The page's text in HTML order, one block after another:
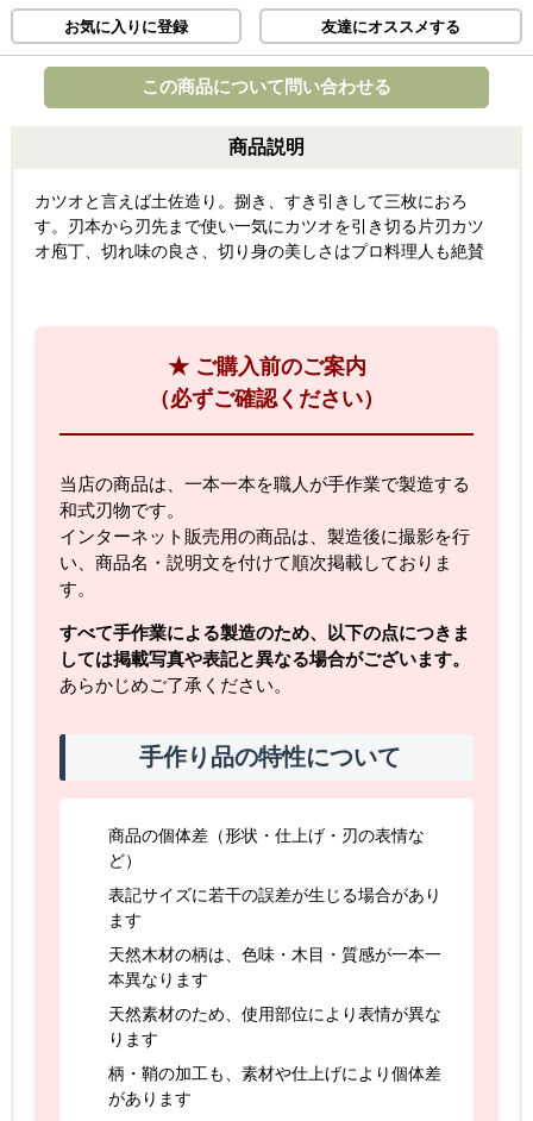
お気に入りに登録 友達にオススメする
この商品について問い合わせる
商品説明
カツオと言えば土佐造り。捌き、すき引きして三枚におろ
す。刃本から刃先まで使い一気にカツオを引き切る片刃カツ
オ庖丁、切れ味の良さ、切り身の美しさはプロ料理人も絶賛
★ ご購入前のご案内
（必ずご確認ください）
当店の商品は、一本一本を職人が手作業で製造する
和式刃物です。
インターネット販売用の商品は、製造後に撮影を行
い、商品名・説明文を付けて順次掲載しておりま
す。
すべて手作業による製造のため、以下の点につきま
しては掲載写真や表記と異なる場合がございます。
あらかじめご了承ください。
手作り品の特性について
商品の個体差（形状・仕上げ・刃の表情な
ど）
表記サイズに若干の誤差が生じる場合があり
ます
天然木材の柄は、色味・木目・質感が一本一
本異なります
天然素材のため、使用部位により表情が異な
ります
柄・鞘の加工も、素材や仕上げにより個体差
があります